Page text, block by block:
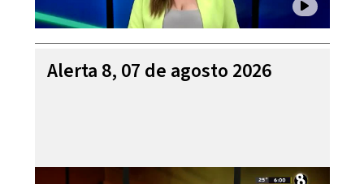
Alerta 8, 07 de agosto 2026